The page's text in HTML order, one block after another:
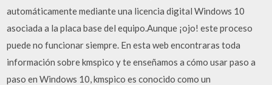
automáticamente mediante una licencia digital Windows 10
asociada a la placa base del equipo.Aunque ¡ojo! este proceso
puede no funcionar siempre. En esta web encontraras toda
información sobre kmspico y te enseñamos a cómo usar paso a
paso en Windows 10, kmspico es conocido como un